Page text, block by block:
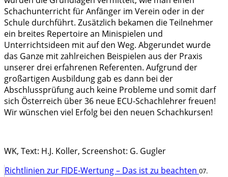
Schachunterricht für Anfänger im Verein oder in der
Schule durchführt. Zusätzlich bekamen die Teilnehmer
ein breites Repertoire an Minispielen und
Unterrichtsideen mit auf den Weg. Abgerundet wurde
das Ganze mit zahlreichen Beispielen aus der Praxis
unserer drei erfahrenen Referenten. Aufgrund der
großartigen Ausbildung gab es dann bei der
Abschlussprüfung auch keine Probleme und somit darf
sich Österreich über 36 neue ECU-Schachlehrer freuen!
Wir wünschen viel Erfolg bei den neuen Schachkursen!
WK, Text: H.J. Koller, Screenshot: G. Gugler
Richtlinien zur FIDE-Wertung – Das ist zu beachten 07.